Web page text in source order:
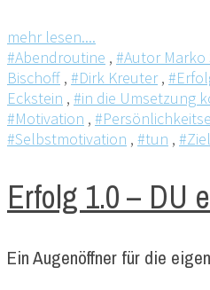
mehr lesen....
#Abendroutine , #Autor Marko
Bischoff , #Dirk Kreuter,
Eckstein , #in die Umsetzung
#Motivation ,
#Selbstmotivation , #tun ,
Erfolg 1.0 – DU
Ein Augenöffner für die